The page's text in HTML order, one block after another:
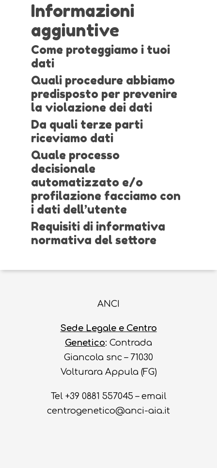
Informazioni
aggiuntive
Come proteggiamo i tuoi
dati
Quali procedure abbiamo
predisposto per prevenire
la violazione dei dati
Da quali terze parti
riceviamo dati
Quale processo
decisionale
automatizzato e/o
profilazione facciamo con
i dati dell’utente
Requisiti di informativa
normativa del settore
ANCI
Sede Legale e Centro
Genetico: Contrada
Giancola snc – 71030
Volturara Appula (FG)
Tel +39 0881 557045 – email
centrogenetico@anci-aia.it